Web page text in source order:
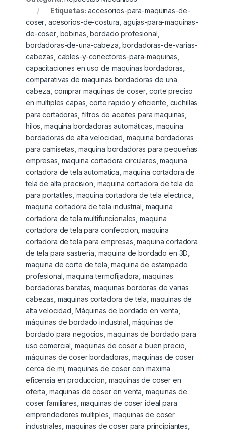
Etiquetas:accesorios-para-maquinas-de-
coser ,acesorios-de-costura agujas-para-maquinas-
de-coser, bobinas ,bordado profesional
bordadoras-de-una-cabeza ,bordadoras-de-varias-
cabezas cables-y-conectores-para-maquinas
capacitaciones en uso de maquinas bordadoras
comparativas de maquinas bordadoras de una
cabeza comprar maquinas de coser,corte preciso
en multiples capas ,corte rapido y eficiente cuchillas
para cortadoras filtros de aceites para maquinas
hilos ,maquina bordadoras automáticas maquina
bordadoras de alta velocidad maquina bordadoras
para camisetas maquina bordadoras para pequeñas
empresas maquina cortadora circulares ,maquina
cortadora de tela automatica maquina cortadora de
tela de alta precision maquina cortadora de tela de
para portatiles maquina cortadora de tela electrica
maquina cortadora de tela industrial maquina
cortadora de tela multifuncionales maquina
cortadora de tela para confeccion ,maquina
cortadora de tela para empresas ,maquina cortadora
de tela para sastreria maquina de bordado en 3D
maquina de corte de tela ,maquina de estampado
profesional ,maquina termofijadora maquinas
bordadoras baratas ,maquinas bordoras de varias
cabezas maquinas cortadora de tela maquinas de
alta velocidad Máquinas de bordado en venta
máquinas de bordado industrial máquinas de
bordado para negocios maquinas de bordado para
uso comercial maquinas de coser a buen precio
máquinas de coser bordadoras maquinas de coser
cerca de mi ,maquinas de coser con maxima
eficensia en produccion maquinas de coser en
oferta maquinas de coser en venta ,maquinas de
coser familiares maquinas de coser ideal para
emprendedores multiples maquinas de coser
industriales ,maquinas de coser para principiantes